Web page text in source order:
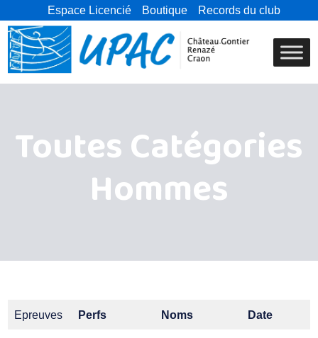
Espace Licencié Boutique Records du club
Toutes Catégories
Hommes
Epreuves Perfs Noms Date